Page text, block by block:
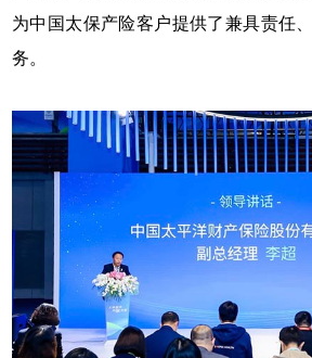
为中国太保产险客户提供了兼具责任
务。